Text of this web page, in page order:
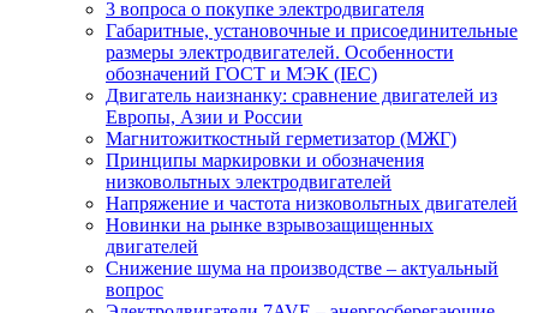
3 вопроса о покупке электродвигателя
Габаритные, установочные и присоединительные
размеры электродвигателей. Особенности
обозначений ГОСТ и МЭК (IEC)
Двигатель наизнанку: сравнение двигателей из
Европы, Азии и России
Магнитожиткостный герметизатор (МЖГ)
Принципы маркировки и обозначения
низковольтных электродвигателей
Напряжение и частота низковольтных двигателей
Новинки на рынке взрывозащищенных
двигателей
Снижение шума на производстве – актуальный
вопрос